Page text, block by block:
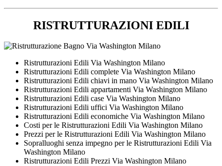
RISTRUTTURAZIONI EDILI
Ristrutturazioni Edili Via Washington Milano
Ristrutturazioni Edili complete Via Washington Milano
Ristrutturazioni Edili chiavi in mano Via Washington Milano
Ristrutturazioni Edili appartamenti Via Washington Milano
Ristrutturazioni Edili case Via Washington Milano
Ristrutturazioni Edili uffici Via Washington Milano
Ristrutturazioni Edili economiche Via Washington Milano
Costi per le Ristrutturazioni Edili Via Washington Milano
Prezzi per le Ristrutturazioni Edili Via Washington Milano
Sopralluoghi senza impegno per le Ristrutturazioni Edili Via
Washington Milano
Ristrutturazioni Edili Prezzi Via Washington Milano